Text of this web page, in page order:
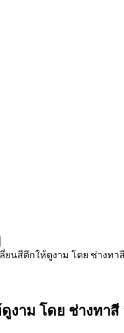
ยนสีตึกให้ดูงาม โดย ช่างทา
งาม โดย ช่างทาสี